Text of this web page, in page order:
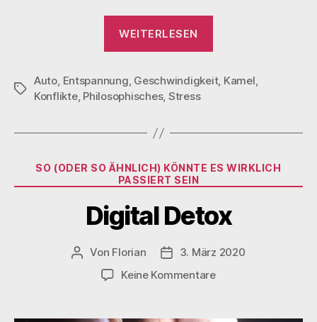
WEITERLESEN
Schlagwörter
Auto, Entspannung, Geschwindigkeit, Kamel,
Konflikte, Philosophisches, Stress
Kategorien
SO (ODER SO ÄHNLICH) KÖNNTE ES WIRKLICH
PASSIERT SEIN
Digital Detox
Beitragsautor
Von Florian Veröffentlichungsdatum
3. März 2020
Keine Kommentarezu